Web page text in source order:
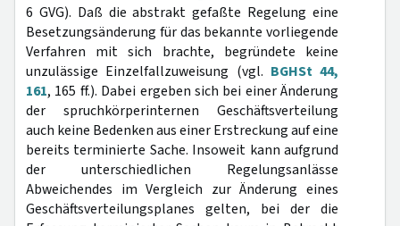
6 GVG). Daß die abstrakt gefaßte Regelung eine
Besetzungsänderung für das bekannte vorliegende
Verfahren mit sich brachte, begründete keine
unzulässige Einzelfallzuweisung (vgl. BGHSt 44,
161, 165 ff.). Dabei ergeben sich bei einer Änderung
der spruchkörperinternen Geschäftsverteilung
auch keine Bedenken aus einer Erstreckung auf eine
bereits terminierte Sache. Insoweit kann aufgrund
der unterschiedlichen Regelungsanlässe
Abweichendes im Vergleich zur Änderung eines
Geschäftsverteilungsplanes gelten, bei der die